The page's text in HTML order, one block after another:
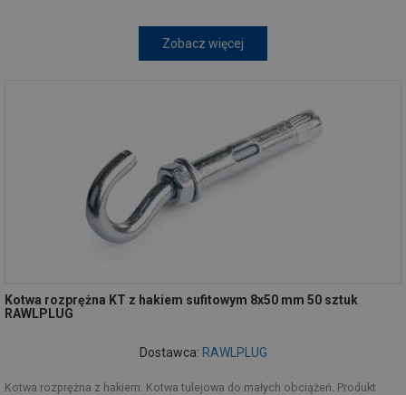
Zobacz więcej
Kotwa rozprężna KT z hakiem sufitowym 8x50 mm 50 sztuk
RAWLPLUG
Dostawca: RAWLPLUG
Kotwa rozprężna z hakiem. Kotwa tulejowa do małych obciążeń. Produkt